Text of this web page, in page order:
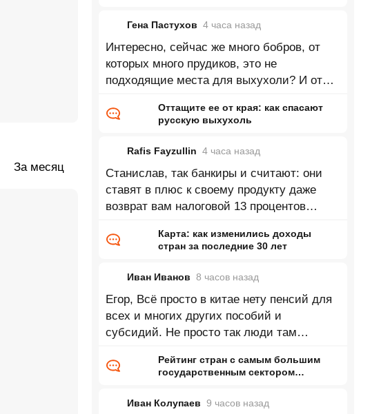
За месяц
Гена Пастухов 4 часа назад
Интересно, сейчас же много бобров, от
которых много прудиков, это не
подходящие места для выхухоли? И от
Оттащите ее от края: как спасают
русскую выхухоль
Rafis Fayzullin 4 часа назад
Станислав, так банкиры и считают: они
ставят в плюс к своему продукту даже
возврат вам налоговой 13 процентов
Карта: как изменились доходы
стран за последние 30 лет
Иван Иванов 8 часов назад
Егор, Всё просто в китае нету пенсий для
всех и многих других пособий и
субсидий. Не просто так люди там
Рейтинг стран с самым большим
государственным сектором
Иван Колупаев 9 часов назад